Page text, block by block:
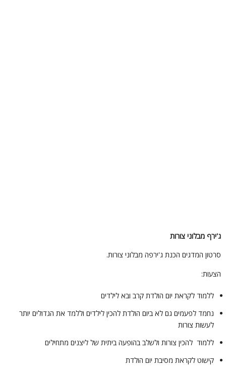
מבלוני צורות
המדגים הכנת ג'ירפה מבלוני צורות.
ללמוד לקראת יום הולדת קרב ובא לילדים
נחמד לפעמים גם לא ביום הולדת להכין לילדים וללמד את הגדולים יותר
לעשות צורות
ללמוד להכין צורות ולשלב בהופעה ביתית של ליצנים מתחילים
קישוט לקראת מסיבת יום הולדת